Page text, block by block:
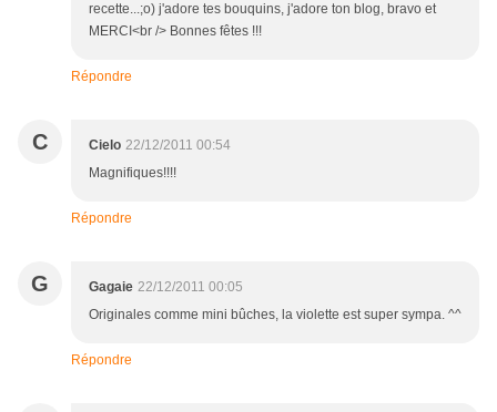
recette...;o) j'adore tes bouquins, j'adore ton blog, bravo et
MERCI<br /> Bonnes fêtes !!!
Répondre
C Cielo 22/12/2011 00:54
Magnifiques!!!!
Répondre
G Gagaie 22/12/2011 00:05
Originales comme mini bûches, la violette est super sympa. ^^
Répondre